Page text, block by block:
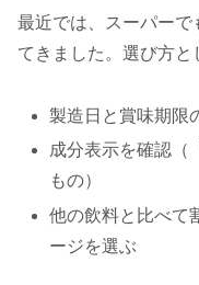
最近では、スーパーで
てきました。選び方と
製造日と賞味期限
成分表示を確認（
もの）
他の飲料と比べて
ージを選ぶ